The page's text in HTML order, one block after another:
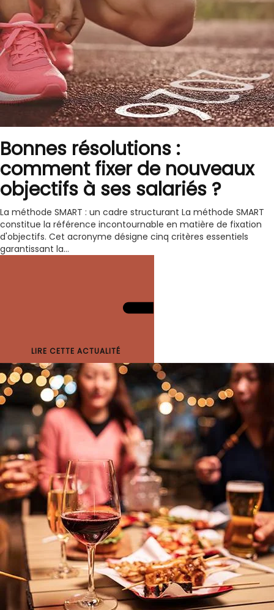
Bonnes résolutions :
comment fixer de nouveaux
objectifs à ses salariés ?
La méthode SMART : un cadre structurant La méthode SMART
constitue la référence incontournable en matière de fixation
d'objectifs. Cet acronyme désigne cinq critères essentiels
garantissant la...
LIRE CETTE ACTUALITÉ